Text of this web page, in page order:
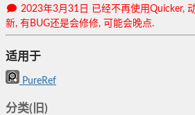
2023年3月31日 已经不再使用Quicker,
新, 有BUG还是会修修, 可能会晚点.
适用于
PureRef
分类(旧)